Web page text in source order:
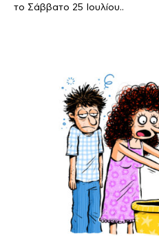
το Σάββατο 25 Ιουλίου..